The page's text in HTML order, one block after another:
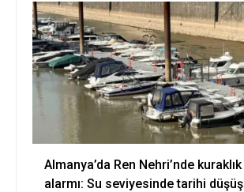
Almanya’da Ren Nehri’nde kuraklık
alarmı: Su seviyesinde tarihi düşüş